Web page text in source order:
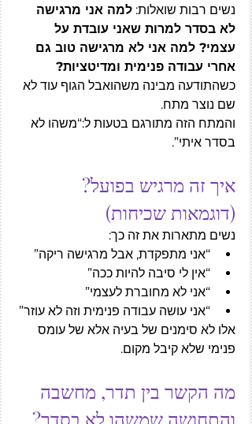
נשים רבות שואלות: למה אני מרגישה
לא בסדר למרות שאני עובדת על
עצמי? למה אני לא מרגישה טוב גם
אחרי עבודה פנימית ומדיטציות?
כשהתודעה מבינה משהואבל הגוף עוד לא
שם נוצר מתח.
והמתח הזה מתורגם בטעות ל:“משהו לא
בסדר איתי”.
איך זה מרגיש בפועל?
(דוגמאות שכיחות)
נשים מתארות את זה כך:
“אני מתפקדת, אבל מרגישה ריקה”
“אין לי סיבה להיות ככה”
“אני לא מחוברת לעצמי”
“אני עושה עבודה פנימית וזה לא עוזר”
אלו לא סימנים של בעיה אלא של עומס
פנימי שלא קיבל מקום.
מה הקשר בין תדר, מחשבה
והתחושה שמשהו לא בסדר?